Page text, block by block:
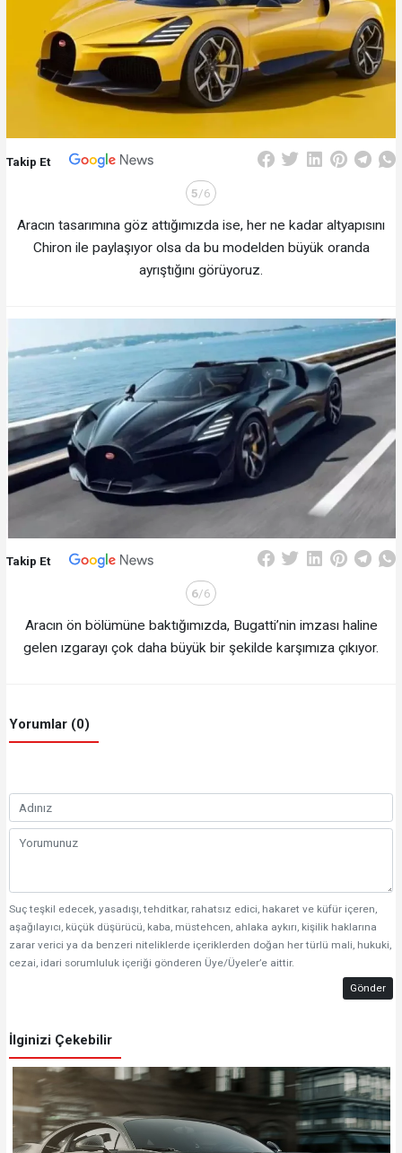
Takip Et
5/6
Aracın tasarımına göz attığımızda ise, her ne kadar altyapısını
Chiron ile paylaşıyor olsa da bu modelden büyük oranda
ayrıştığını görüyoruz.
Takip Et
6/6
Aracın ön bölümüne baktığımızda, Bugatti’nin imzası haline
gelen ızgarayı çok daha büyük bir şekilde karşımıza çıkıyor.
Yorumlar (0)
Suç teşkil edecek, yasadışı, tehditkar, rahatsız edici, hakaret ve küfür içeren,
aşağılayıcı, küçük düşürücü, kaba, müstehcen, ahlaka aykırı, kişilik haklarına
zarar verici ya da benzeri niteliklerde içeriklerden doğan her türlü mali, hukuki,
cezai, idari sorumluluk içeriği gönderen Üye/Üyeler’e aittir.
Gönder
İlginizi Çekebilir